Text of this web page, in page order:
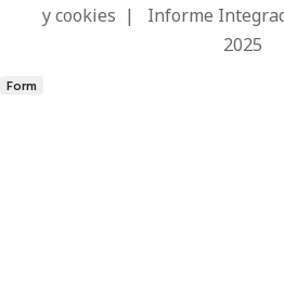
y cookies | Informe
2025
Form